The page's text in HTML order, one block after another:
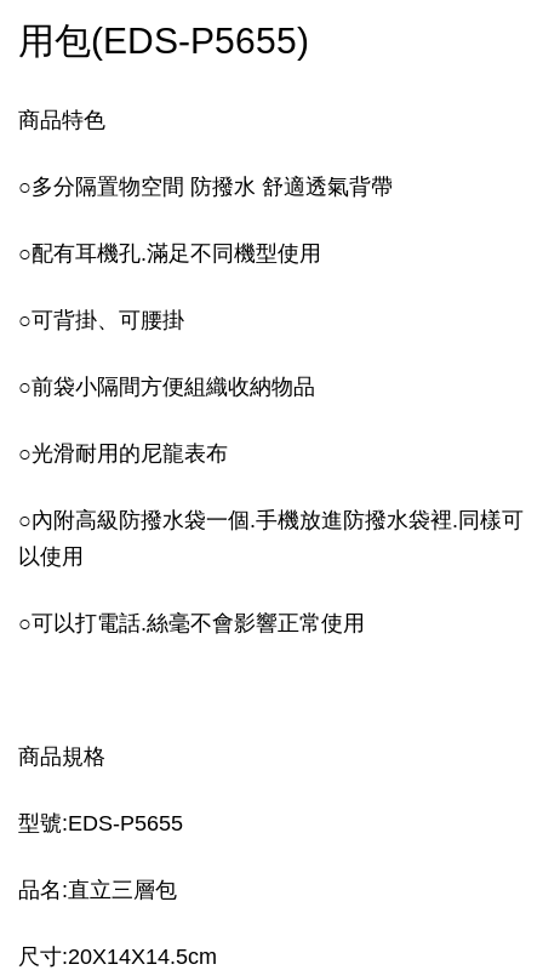
用包(EDS-P5655)
商品特色
○多分隔置物空間 防撥水 舒適透氣背帶
○配有耳機孔.滿足不同機型使用
○可背掛、可腰掛
○前袋小隔間方便組織收納物品
○光滑耐用的尼龍表布
○內附高級防撥水袋一個.手機放進防撥水袋裡.同樣可
以使用
○可以打電話.絲毫不會影響正常使用
商品規格
型號:EDS-P5655
品名:直立三層包
尺寸:20X14X14.5cm